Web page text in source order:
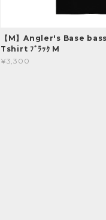
【M】Angler's Base
Tshirt ﾌﾞﾗｯｸ M
¥3,300